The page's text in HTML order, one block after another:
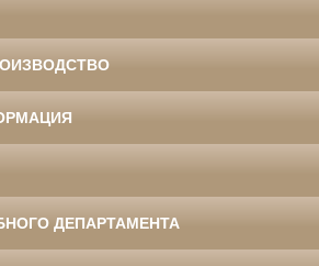
ДЕПАРТАМЕНТА